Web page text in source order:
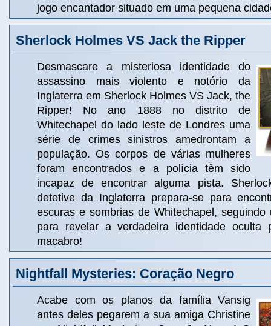
jogo encantador situado em uma pequena
Sherlock Holmes VS Jack the Ripper
Desmascare a misteriosa identidade do
assassino mais violento e notório da
Inglaterra em Sherlock Holmes VS Jack, the
Ripper! No ano 1888 no distrito de
Whitechapel do lado leste de Londres uma
série de crimes sinistros amedrontam a
população. Os corpos de várias mulheres
foram encontrados e a polícia têm sido
incapaz de encontrar alguma pista.
detetive da Inglaterra prepara-se para
escuras e sombrias de Whitechapel, seguindo
para revelar a verdadeira identidade oculta
macabro!
Nightfall Mysteries: Coração Negro
Acabe com os planos da família Vansig
antes deles pegarem a sua amiga Christine